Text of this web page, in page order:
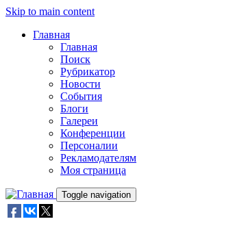
Skip to main content
Главная
Главная
Поиск
Рубрикатор
Новости
События
Блоги
Галереи
Конференции
Персоналии
Рекламодателям
Моя страница
Toggle navigation